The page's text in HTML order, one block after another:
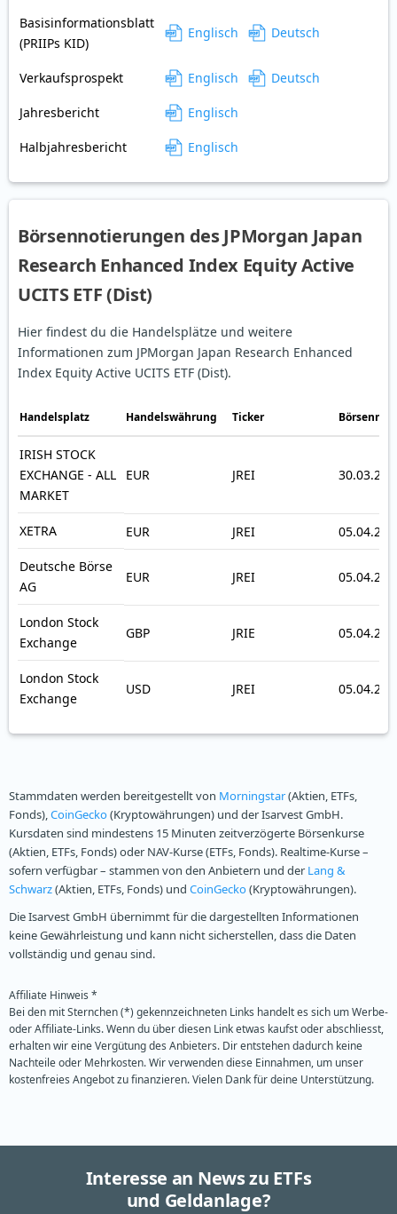
Basisinformationsblatt
(PRIIPs KID)
Englisch Deutsch
Verkaufsprospekt Englisch Deutsch
Jahresbericht Englisch
Halbjahresbericht Englisch
Börsennotierungen des JPMorgan Japan
Research Enhanced Index Equity Active
UCITS ETF (Dist)
Hier findest du die Handelsplätze und weitere
Informationen zum JPMorgan Japan Research Enhanced
Index Equity Active UCITS ETF (Dist).
Handelsplatz Handelswährung Ticker
IRISH STOCK
EXCHANGE - ALL
MARKET
EUR JREI
XETRA EUR JREI
Deutsche Börse
AG
EUR JREI
London Stock
Exchange
GBP JRIE
London Stock
Exchange
USD JREI
Stammdaten werden bereitgestellt von Morningstar(Aktien, ETFs,
Fonds),CoinGecko(Kryptowährungen) und der Isarvest GmbH.
Kursdaten sind mindestens 15 Minuten zeitverzögerte Börsenkurse
(Aktien, ETFs, Fonds) oder NAV-Kurse (ETFs, Fonds). Realtime-Kurse –
sofern verfügbar – stammen von den Anbietern und der Lang &
Schwarz(Aktien, ETFs, Fonds) und CoinGecko(Kryptowährungen).
Die Isarvest GmbH übernimmt für die dargestellten Informationen
keine Gewährleistung und kann nicht sicherstellen, dass die Daten
vollständig und genau sind.
Affiliate Hinweis *
Bei den mit Sternchen (*) gekennzeichneten Links handelt es sich um Werbe-
oder Affiliate-Links. Wenn du über diesen Link etwas kaufst oder abschliesst,
erhalten wir eine Vergütung des Anbieters. Dir entstehen dadurch keine
Nachteile oder Mehrkosten. Wir verwenden diese Einnahmen, um unser
kostenfreies Angebot zu finanzieren. Vielen Dank für deine Unterstützung.
Interesse an News zu ETFs
und Geldanlage?